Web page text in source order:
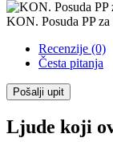
KON. Posuda PP
Recenzije (0)
Česta pitanja
Pošalji upit
Ljude koji